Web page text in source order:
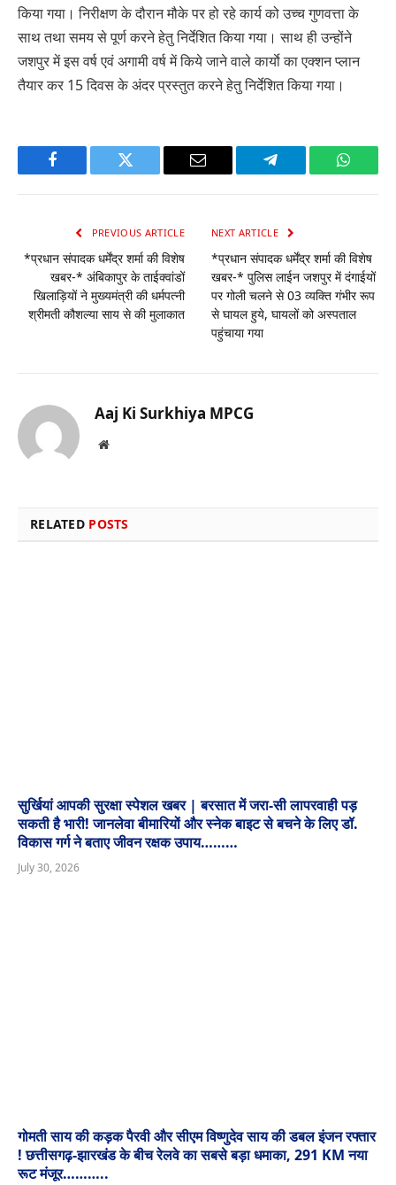
किया गया। निरीक्षण के दौरान मौके पर हो रहे कार्य को उच्च गुणवत्ता के
साथ तथा समय से पूर्ण करने हेतु निर्देशित किया गया। साथ ही उन्होंने
जशपुर में इस वर्ष एवं अगामी वर्ष में किये जाने वाले कार्याे का एक्शन प्लान
तैयार कर 15 दिवस के अंदर प्रस्तुत करने हेतु निर्देशित किया गया।
Facebook Twitter Email Telegram
PREVIOUS ARTICLE
*प्रधान संपादक धर्मेंद्र शर्मा की विशेष
खबर-* अंबिकापुर के ताईक्वांडों
खिलाड़ियों ने मुख्यमंत्री की धर्मपत्नी
श्रीमती कौशल्या साय से की मुलाकात
NEXT ARTICLE
*प्रधान संपादक धर्मेंद्र शर्मा की विशेष
खबर-* पुलिस लाईन जशपुर में दंगाईयों
पर गोली चलने से 03 व्यक्ति गंभीर रूप
से घायल हुये, घायलों को अस्पताल
पहुंचाया गया
Aaj Ki Surkhiya MPCG
Website
RELATED POSTS
सुर्खियां आपकी सुरक्षा स्पेशल खबर | बरसात में जरा-सी लापरवाही पड़
सकती है भारी! जानलेवा बीमारियों और स्नेक बाइट से बचने के लिए डॉ.
विकास गर्ग ने बताए जीवन रक्षक उपाय………
July 30, 2026
गोमती साय की कड़क पैरवी और सीएम विष्णुदेव साय की डबल इंजन रफ्तार
! छत्तीसगढ़-झारखंड के बीच रेलवे का सबसे बड़ा धमाका, 291 KM नया
रूट मंजूर………..